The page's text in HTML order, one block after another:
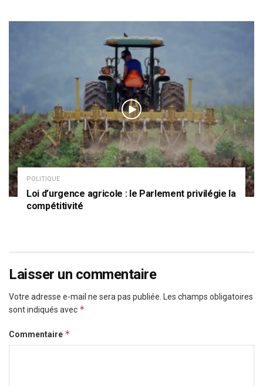
POLITIQUE
Loi d’urgence agricole : le Parlement privilégie la
compétitivité
Laisser un commentaire
Votre adresse e-mail ne sera pas publiée. Les champs obligatoires
sont indiqués avec *
Commentaire *